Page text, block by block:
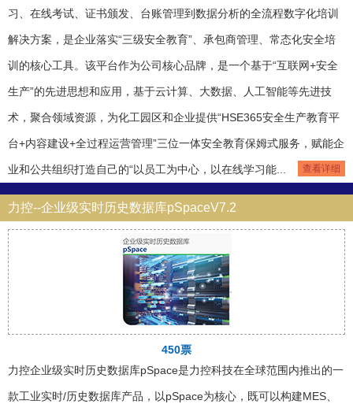
习、在线考试、证书颁发、台账管理到数据分析的全流程数字化培训
解决方案，是企业落实“三级安全教育”、承包商管理、常态化安全培
训的核心工具。该平台作为公司核心品牌，是一个基于“互联网+安全
生产”的先进思想和应用，基于云计算、大数据、人工智能等先进技
术，聚合领域资源，为化工园区和企业提供“HSE365安全生产教育平
台+内容建设+全过程运营管理”三位一体安全教育保姆式服务，赋能企
业和公共组织打造自己的“以员工为中心，以在线学习能... 查看详细
力控--企业级实时历史数据库pSpaceV7.2
450票
力控企业级实时历史数据库pSpace是力控科技在全球范围内推出的一
款工业实时/历史数据库产品，以pSpace为核心，既可以构建MES、